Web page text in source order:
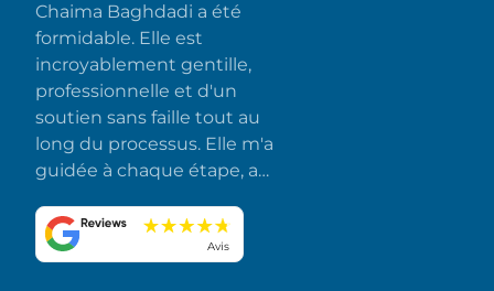
Chaima Baghdadi a été
formidable. Elle est
incroyablement gentille,
professionnelle et d'un
soutien sans faille tout au
long du processus. Elle m'a
guidée à chaque étape, a
toutes mes questions et a
fait en sorte que tout se
Avis